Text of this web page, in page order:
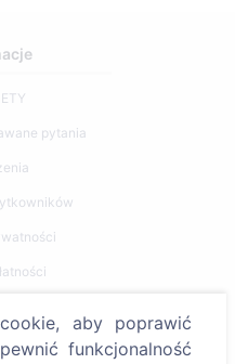
pytania
aby poprawić
funkcjonalność